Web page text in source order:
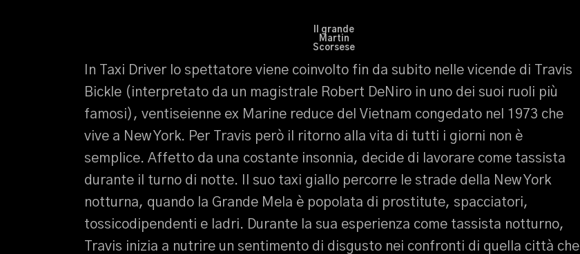
Il grande
Martin
Scorsese
In Taxi Driver lo spettatore viene coinvolto fin da subito nelle vicende di Travis
Bickle (interpretato da un magistrale Robert DeNiro in uno dei suoi ruoli più
famosi), ventiseienne ex Marine reduce del Vietnam congedato nel 1973 che
vive a New York. Per Travis però il ritorno alla vita di tutti i giorni non è
semplice. Affetto da una costante insonnia, decide di lavorare come tassista
durante il turno di notte. Il suo taxi giallo percorre le strade della New York
notturna, quando la Grande Mela è popolata di prostitute, spacciatori,
tossicodipendenti e ladri. Durante la sua esperienza come tassista notturno,
Travis inizia a nutrire un sentimento di disgusto nei confronti di quella città che